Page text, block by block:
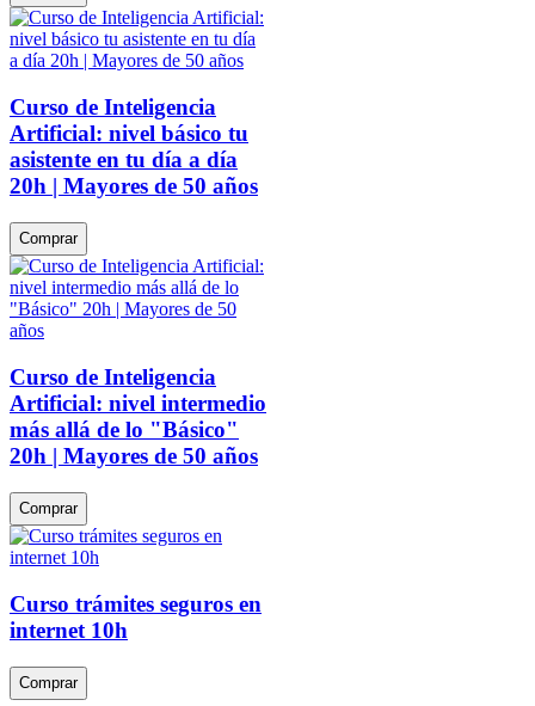
Curso de Inteligencia
Artificial: nivel básico tu
asistente en tu día a día
20h | Mayores de 50 años
Comprar
Curso de Inteligencia
Artificial: nivel intermedio
más allá de lo "Básico"
20h | Mayores de 50 años
Comprar
Curso trámites seguros en
internet 10h
Comprar